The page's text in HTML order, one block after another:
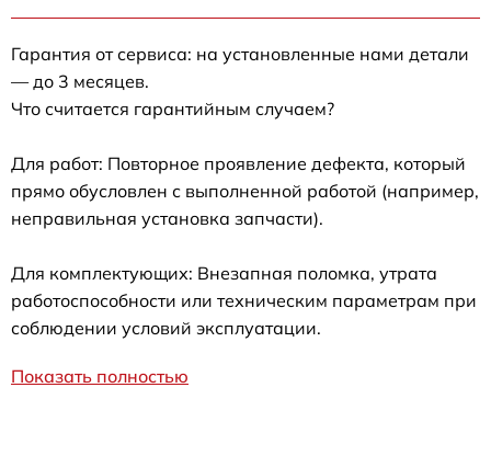
Гарантия от сервиса: на установленные нами детали
— до 3 месяцев.
Что считается гарантийным случаем?
Для работ: Повторное проявление дефекта, который
прямо обусловлен с выполненной работой (например,
неправильная установка запчасти).
Для комплектующих: Внезапная поломка, утрата
работоспособности или техническим параметрам при
соблюдении условий эксплуатации.
Показать полностью